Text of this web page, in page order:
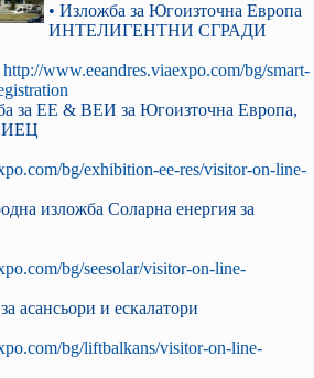
• Изложба за Югоизточна Европа
ИНТЕЛИГЕНТНИ СГРАДИ
http://www.eeandres.viaexpo.com/bg/smart-
за EE & ВЕИ за Югоизточна Европа,
ИЕЦ
bg/exhibition-ee-res/visitor-on-line-
изложба Соларна енергия за
bg/seesolar/visitor-on-line-
асансьори и ескалатори
bg/liftbalkans/visitor-on-line-